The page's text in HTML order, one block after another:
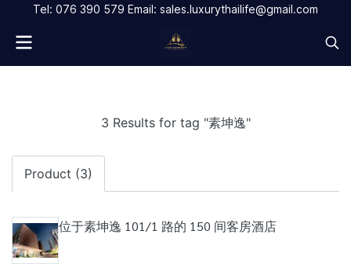
Tel: 076 390 579 Email: sales.luxurythailife@gmail.com
3 Results for tag "素坤逸"
Product (3)
位于素坤逸 101/1 路的 150 间客房酒店